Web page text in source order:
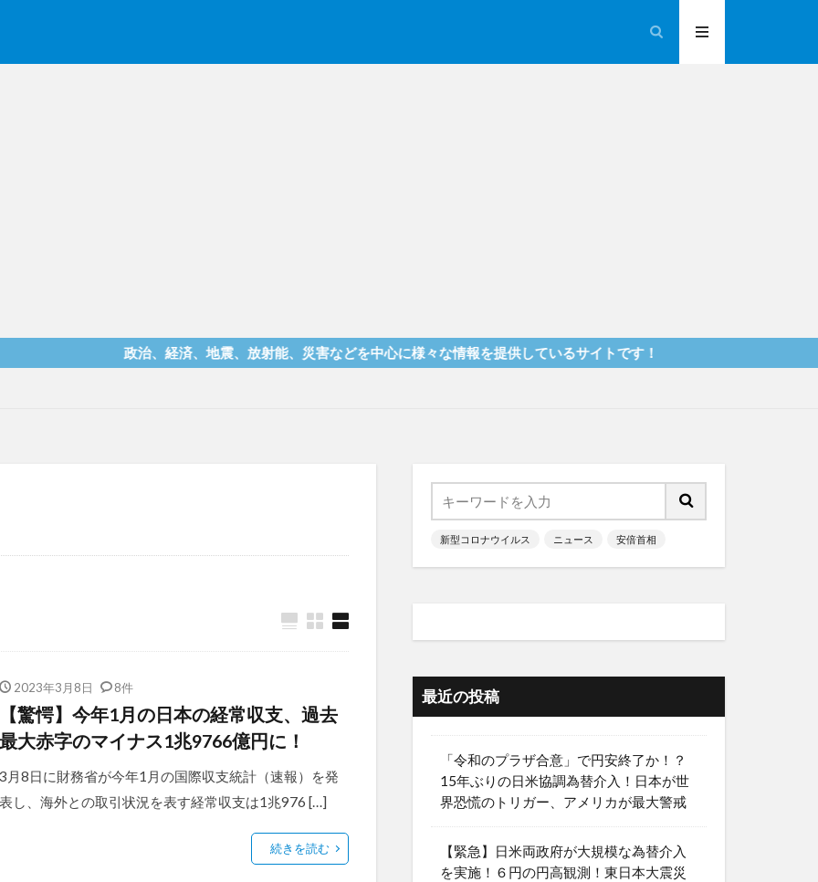
政治、経済、地震、放射能、災害などを中心に様々な情報を提供しているサイトです！
2023年3月8日 8件
【驚愕】今年1月の日本の経常収支、過去
最大赤字のマイナス1兆9766億円に！
3月8日に財務省が今年1月の国際収支統計（速報）を発
表し、海外との取引状況を表す経常収支は1兆976 […]
続きを読む
新型コロナウイルス ニュース 安倍首相
最近の投稿
「令和のプラザ合意」で円安終了か！？
15年ぶりの日米協調為替介入！日本が世
界恐慌のトリガー、アメリカが最大警戒
【緊急】日米両政府が大規模な為替介入
を実施！６円の円高観測！東日本大震災